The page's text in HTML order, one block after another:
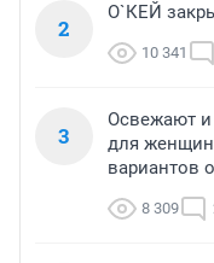
2
О`КЕЙ
10 341
3
Освежают
для
вариантов
8 309